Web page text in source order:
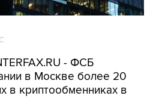
- ФСБ
в Москве более 20
в криптообменниках в